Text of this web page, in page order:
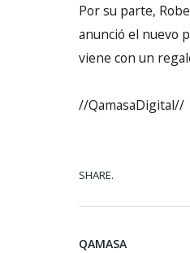
Por su parte,
anunció el nuevo
viene con un
//QamasaDigital//
SHARE.
QAMASA